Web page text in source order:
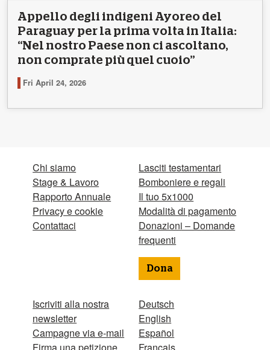
Appello degli indigeni Ayoreo del
Paraguay per la prima volta in Italia:
“Nel nostro Paese non ci ascoltano,
non comprate più quel cuoio”
Fri April 24, 2026
Chi siamo
Stage & Lavoro
Rapporto Annuale
Privacy e cookie
Contattaci
Iscriviti alla nostra
newsletter
Campagne via e-mail
Lasciti testamentari
Bomboniere e regali
Il tuo 5x1000
Modalità di pagamento
Donazioni – Domande
frequenti
Dona
Deutsch
English
Español